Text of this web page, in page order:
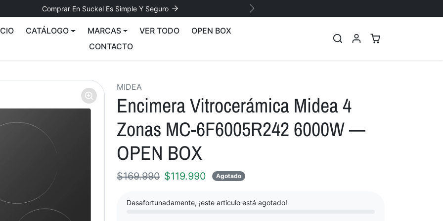
Comprar En Suckel Es Simple Y Seguro
Siguiente
CATÁLOGO MARCAS VER TODO
OPEN BOX
CONTACTO
MIDEA
Encimera Vitrocerámica Midea 4
Zonas MC-6F6005R242 6000W —
OPEN BOX
Precio normal
$169.990 Precio oferta
$119.990 Agotado
Desafortunadamente, ¡este artículo está agotado!